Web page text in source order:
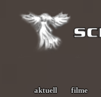
aktuell filme